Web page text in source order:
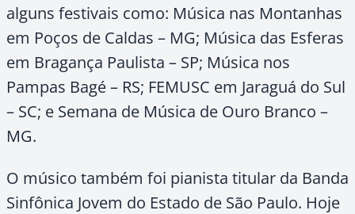
alguns festivais como: Música nas Montanhas
em Poços de Caldas – MG; Música das Esferas
em Bragança Paulista – SP; Música nos
Pampas Bagé – RS; FEMUSC em Jaraguá do Sul
– SC; e Semana de Música de Ouro Branco –
MG.
O músico também foi pianista titular da Banda
Sinfônica Jovem do Estado de São Paulo. Hoje